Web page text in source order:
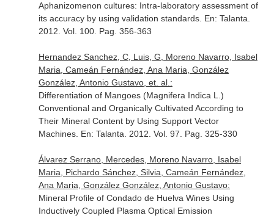
Aphanizomenon cultures: Intra-laboratory assessment of
its accuracy by using validation standards. En: Talanta
2012. Vol. 100. Pag. 356-363
Hernandez Sanchez, C, Luis, G, Moreno Navarro, Isabel
Maria, Cameán Fernández, Ana Maria, González
González, Antonio Gustavo, et. al.:
Differentiation of Mangoes (Magnifera Indica L.)
Conventional and Organically Cultivated According to
Their Mineral Content by Using Support Vector
Machines. En: Talanta . 2012. Vol. 97. Pag. 325-330
Álvarez Serrano, Mercedes, Moreno Navarro, Isabel
Maria, Pichardo Sánchez, Silvia, Cameán Fernández,
Ana Maria, González González, Antonio Gustavo:
Mineral Profile of Condado de Huelva Wines Using
Inductively Coupled Plasma Optical Emission